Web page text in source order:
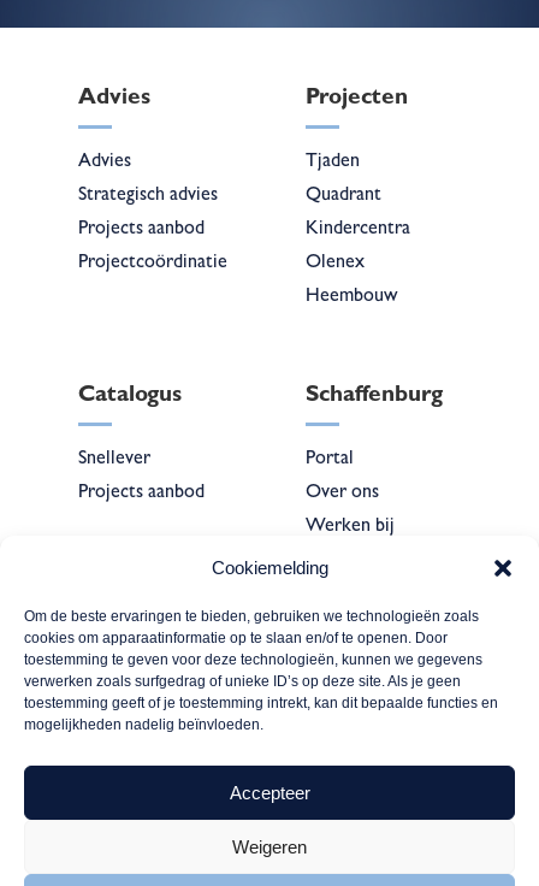
Cookiemelding
Om de beste ervaringen te bieden, gebruiken we technologieën zoals
cookies om apparaatinformatie op te slaan en/of te openen. Door
toestemming te geven voor deze technologieën, kunnen we gegevens
verwerken zoals surfgedrag of unieke ID’s op deze site. Als je geen
toestemming geeft of je toestemming intrekt, kan dit bepaalde functies en
mogelijkheden nadelig beïnvloeden.
Accepteer
Weigeren
Advies
Advies
Strategisch advies
Projects aanbod
Projectcoördinatie
Projecten
Tjaden
Quadrant
Kindercentra
Olenex
Heembouw
Catalogus
Snellever
Projects aanbod
Schaffenburg
Portal
Over ons
Werken bij
Contact
Formulieren
Bedrijfsregistratie
ondersteuning